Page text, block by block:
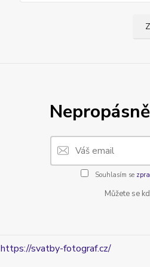
Souhlasím se
Můžete se
https://svatby-fotograf.cz/